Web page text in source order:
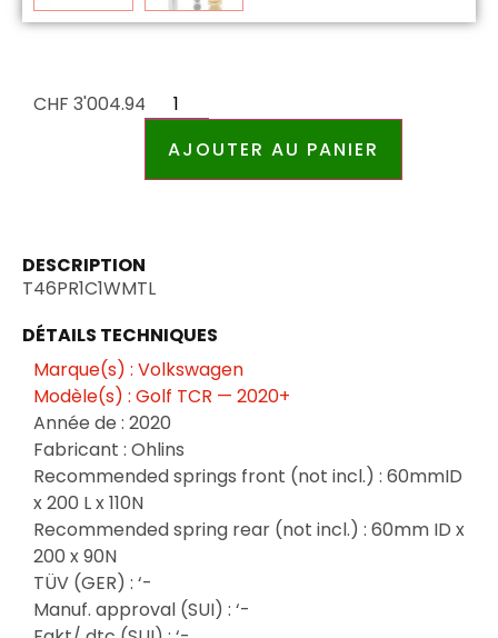
CHF 3'004.94
AJOUTER AU PANIER
DESCRIPTION
T46PR1C1WMTL
DÉTAILS TECHNIQUES
Marque(s) : Volkswagen
Modèle(s) : Golf TCR — 2020+
Année de : 2020
Fabricant : Ohlins
Recommended springs front (not incl.) : 60mmID
x 200 L x 110N
Recommended spring rear (not incl.) : 60mm ID x
200 x 90N
TÜV (GER) : ‘-
Manuf. approval (SUI) : ‘-